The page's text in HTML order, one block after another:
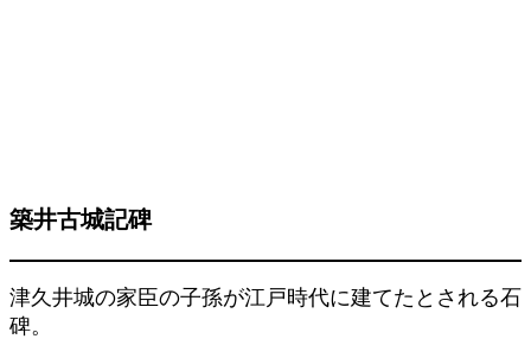
築井古城記碑
津久井城の家臣の子孫が江戸時代に建てたとされる石
碑。